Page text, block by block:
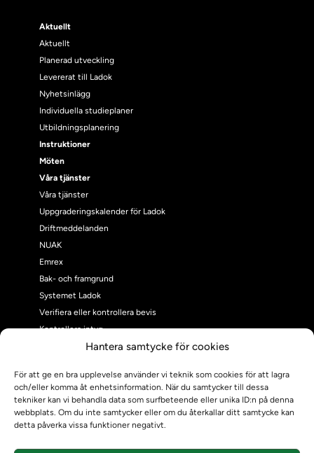
Hantera samtycke för cookies
För att ge en bra upplevelse använder vi teknik som cookies för att lagra
och/eller komma åt enhetsinformation. När du samtycker till dessa
tekniker kan vi behandla data som surfbeteende eller unika ID:n på denna
webbplats. Om du inte samtycker eller om du återkallar ditt samtycke kan
detta påverka vissa funktioner negativt.
Aktuellt
Aktuellt
Planerad utveckling
Levererat till Ladok
Nyhetsinlägg
Individuella studieplaner
Utbildningsplanering
Instruktioner
Möten
Våra tjänster
Våra tjänster
Uppgraderingskalender för Ladok
Driftmeddelanden
NUAK
Emrex
Bak- och framgrund
Systemet Ladok
Verifiera eller kontrollera bevis
Kontrollera intyg
Om Ladokkonsortiet
Ladokkonsortiet internationellt
Vision, strategi och produktplan
Teamens sammansättning och arbetet på Ladokkonsortiet
Användarkontakter